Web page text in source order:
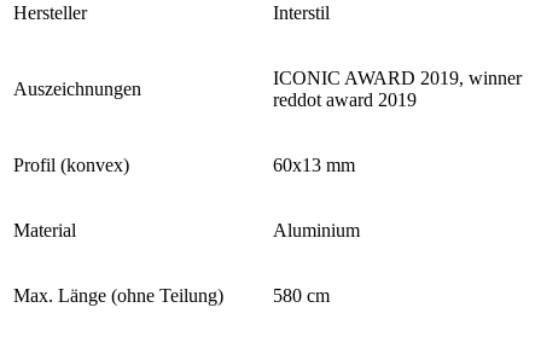
Hersteller Interstil
Auszeichnungen
ICONIC AWARD 2019, winner
reddot award 2019
Profil (konvex) 60x13 mm
Material Aluminium
Max. Länge (ohne Teilung) 580 cm